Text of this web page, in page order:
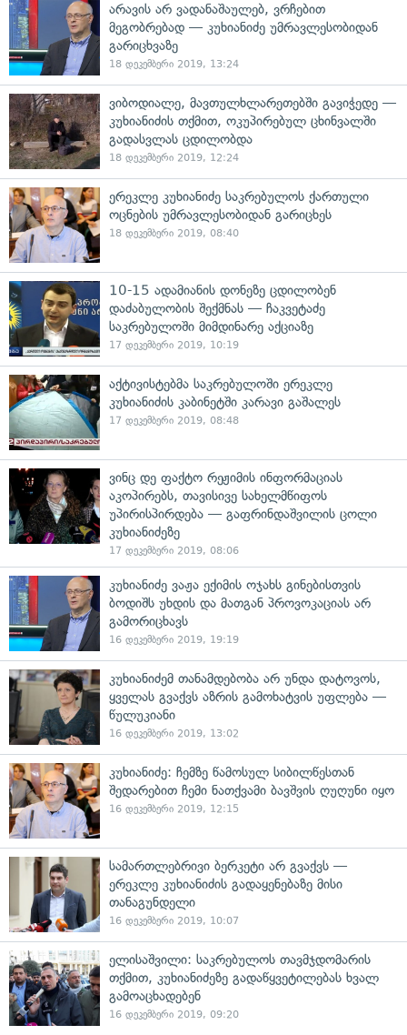
არავის არ ვადანაშაულებ, ვრჩებით
მეგობრებად — კუხიანიძე უმრავლესობიდან
გარიცხვაზე
18 დეკემბერი 2019, 13:24
ვიბოდიალე, მავთულხლარეთებში გავიჭედე —
კუხიანიძის თქმით, ოკუპირებულ ცხინვალში
გადასვლას ცდილობდა
18 დეკემბერი 2019, 12:24
ერეკლე კუხიანიძე საკრებულოს ქართული
ოცნების უმრავლესობიდან გარიცხეს
18 დეკემბერი 2019, 08:40
10-15 ადამიანის დონეზე ცდილობენ
დაძაბულობის შექმნას — ჩაკვეტაძე
საკრებულოში მიმდინარე აქციაზე
17 დეკემბერი 2019, 10:19
აქტივისტებმა საკრებულოში ერეკლე
კუხიანიძის კაბინეტში კარავი გაშალეს
17 დეკემბერი 2019, 08:48
ვინც დე ფაქტო რეჟიმის ინფორმაციას
აკოპირებს, თავისივე სახელმწიფოს
უპირისპირდება — გაფრინდაშვილის ცოლი
კუხიანიძეზე
17 დეკემბერი 2019, 08:06
კუხიანიძე ვაჟა ექიმის ოჯახს გინებისთვის
ბოდიშს უხდის და მათგან პროვოკაციას არ
გამორიცხავს
16 დეკემბერი 2019, 19:19
კუხიანიძემ თანამდებობა არ უნდა დატოვოს,
ყველას გვაქვს აზრის გამოხატვის უფლება —
წულუკიანი
16 დეკემბერი 2019, 13:02
კუხიანიძე: ჩემზე წამოსულ სიბილწესთან
შედარებით ჩემი ნათქვამი ბავშვის ღუღუნი იყო
16 დეკემბერი 2019, 12:15
სამართლებრივი ბერკეტი არ გვაქვს —
ერეკლე კუხიანიძის გადაყენებაზე მისი
თანაგუნდელი
16 დეკემბერი 2019, 10:07
ელისაშვილი: საკრებულოს თავმჯდომარის
თქმით, კუხიანიძეზე გადაწყვეტილებას ხვალ
გამოაცხადებენ
16 დეკემბერი 2019, 09:20